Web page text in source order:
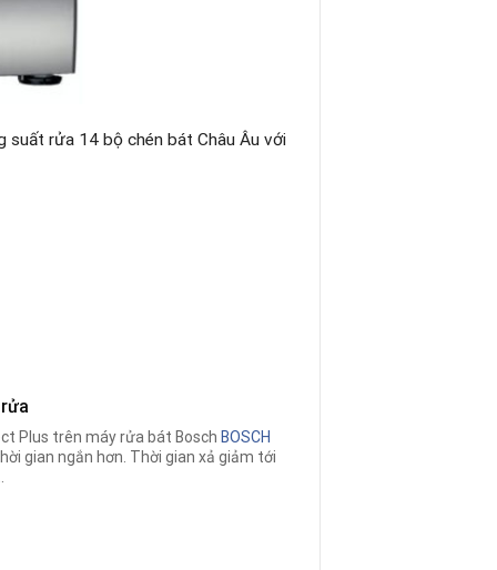
rửa 14 bộ chén bát Châu Âu với
Plus trên máy rửa bát Bosch BOSCH
gian ngắn hơn. Thời gian xả giảm tới